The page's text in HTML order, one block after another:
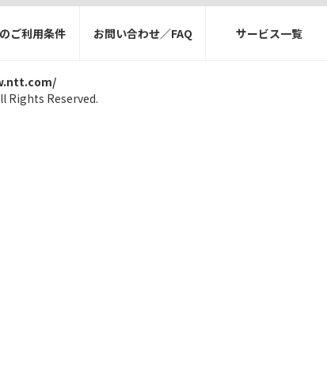
ご利用条件 お問い合わせ／FAQ サービス一覧
Rights Reserved.